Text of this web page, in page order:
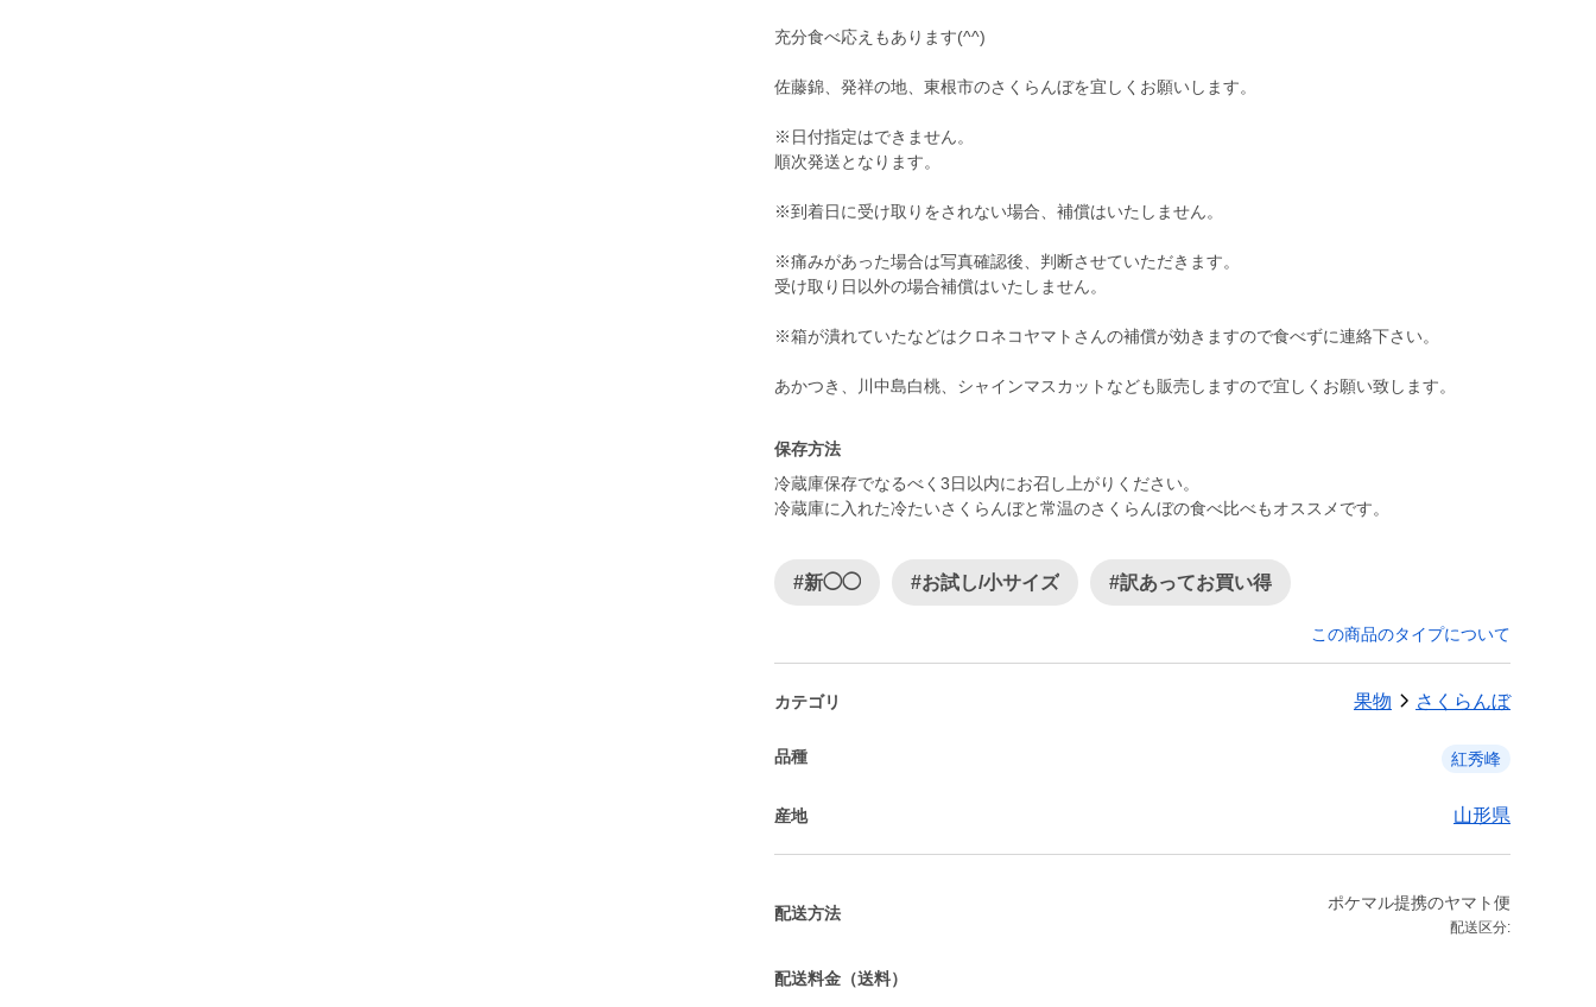
充分食べ応えもあります(^^)
佐藤錦、発祥の地、東根市のさくらんぼを宜しくお願いします。
※日付指定はできません。
順次発送となります。
※到着日に受け取りをされない場合、補償はいたしません。
※痛みがあった場合は写真確認後、判断させていただきます。
受け取り日以外の場合補償はいたしません。
※箱が潰れていたなどはクロネコヤマトさんの補償が効きますので食べずに連絡下さい。
あかつき、川中島白桃、シャインマスカットなども販売しますので宜しくお願い致します。
保存方法
冷蔵庫保存でなるべく3日以内にお召し上がりください。
冷蔵庫に入れた冷たいさくらんぼと常温のさくらんぼの食べ比べもオススメです。
#新◯◯ #お試し/小サイズ #訳あってお買い得
この商品のタイプについて
カテゴリ 果物 さくらんぼ
品種 紅秀峰
産地 山形県
配送方法
ポケマル提携のヤマト便
配送区分:
配送料金（送料）